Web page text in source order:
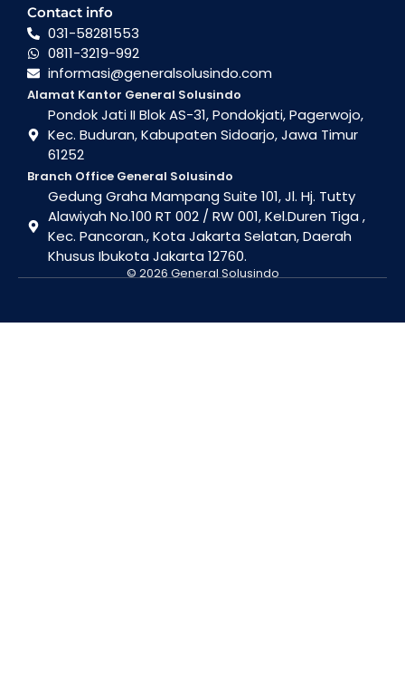
Contact info
031-58281553
0811-3219-992
informasi@generalsolusindo.com
Alamat Kantor General Solusindo
Pondok Jati II Blok AS-31, Pondokjati, Pagerwojo,
Kec. Buduran, Kabupaten Sidoarjo, Jawa Timur
61252
Branch Office General Solusindo
Gedung Graha Mampang Suite 101, Jl. Hj. Tutty
Alawiyah No.100 RT 002 / RW 001, Kel.Duren Tiga ,
Kec. Pancoran., Kota Jakarta Selatan, Daerah
Khusus Ibukota Jakarta 12760.
© 2026 General Solusindo